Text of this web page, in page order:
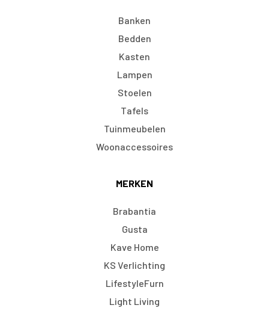
Banken
Bedden
Kasten
Lampen
Stoelen
Tafels
Tuinmeubelen
Woonaccessoires
MERKEN
Brabantia
Gusta
Kave Home
KS Verlichting
LifestyleFurn
Light Living